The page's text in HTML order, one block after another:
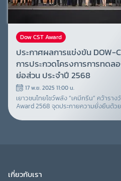
Dow CST Award
ประกาศผลการแข่งขัน DOW-
การประกวดโครงการการทดล
ย่อส่วน ประจำปี 2568
17 พ.ย. 2025 11:00น.
เยาวชนไทยโชว์พลัง “เคมีกรีน” คว้าราง
Award 2568 จุดประกายความยั่งยืนด้ว
เกี่ยวกับเรา